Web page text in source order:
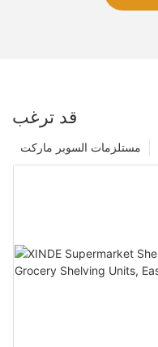
قد ترغب
مستلزمات السوبر ماركت